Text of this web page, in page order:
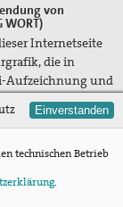
von
Internetseite
die in
Aufzeichnung und
statistische
Zählpixel
INFOnline GmbH,
Einverstanden
technischen Betrieb
.